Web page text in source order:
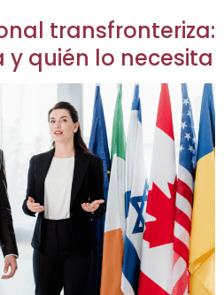
transfronteriza:
quién lo necesita